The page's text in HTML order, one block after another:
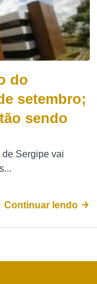
do
setembro;
sendo
Sergipe vai
Continuar lendo